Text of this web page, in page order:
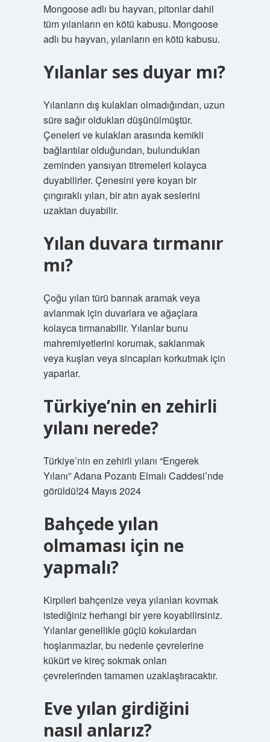
Mongoose adlı bu hayvan, pitonlar dahil
tüm yılanların en kötü kabusu. Mongoose
adlı bu hayvan, yılanların en kötü kabusu.
Yılanlar ses duyar mı?
Yılanların dış kulakları olmadığından, uzun
süre sağır oldukları düşünülmüştür.
Çeneleri ve kulakları arasında kemikli
bağlantılar olduğundan, bulundukları
zeminden yansıyan titremeleri kolayca
duyabilirler. Çenesini yere koyan bir
çıngıraklı yılan, bir atın ayak seslerini
uzaktan duyabilir.
Yılan duvara tırmanır
mı?
Çoğu yılan türü barınak aramak veya
avlanmak için duvarlara ve ağaçlara
kolayca tırmanabilir. Yılanlar bunu
mahremiyetlerini korumak, saklanmak
veya kuşları veya sincapları korkutmak için
yaparlar.
Türkiye’nin en zehirli
yılanı nerede?
Türkiye’nin en zehirli yılanı “Engerek
Yılanı” Adana Pozantı Elmalı Caddesi’nde
görüldü!24 Mayıs 2024
Bahçede yılan
olmaması için ne
yapmalı?
Kirpileri bahçenize veya yılanları kovmak
istediğiniz herhangi bir yere koyabilirsiniz.
Yılanlar genellikle güçlü kokulardan
hoşlanmazlar, bu nedenle çevrelerine
kükürt ve kireç sokmak onları
çevrelerinden tamamen uzaklaştıracaktır.
Eve yılan girdiğini
nasıl anlarız?